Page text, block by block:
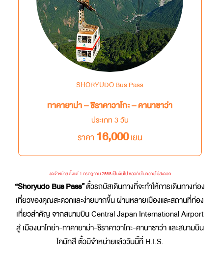
SHORYUDO Bus Pass
ทาคายาม่า – ชิราคาวาโกะ – คานาซาว่า
ประเภท 3 วัน
ราคา16,000เยน
งดจำหน่าย ตั้งแต่ 1 กรกฎาคม 2568 เป็นต้นไป ขออภัยในความไม่สะดวก
“Shoryudo Bus Pass”ตั๋วรถบัสเดินทางที่จะทำให้การเดินทางท่อง
เที่ยวของคุณสะดวกและง่ายมากขึ้น ผ่านหลายเมืองและสถานที่ท่อง
เที่ยวสำคัญ จากสนามบิน Central Japan International Airport
สู่ เมืองนาโกย่า-ทาคายาม่า-ชิราคาวาโกะ-คานาซาว่า และสนามบิน
โคมัทสึ ตั๋วมีจำหน่ายแล้ววันนี้ที่ H.I.S.